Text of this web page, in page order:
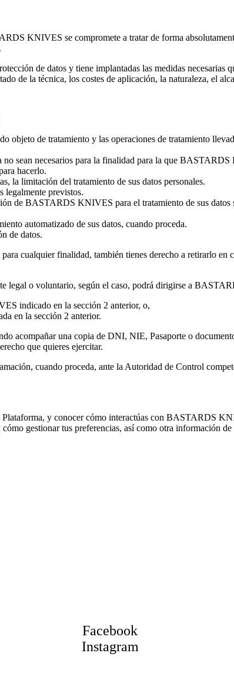
KNIVES se compromete a tratar de forma
de datos y tiene implantadas las medidas
de la técnica, los costes de aplicación, la naturaleza, el
objeto de tratamiento y las operaciones de tratamiento
no sean necesarios para la finalidad para la que
hacerlo.
la limitación del tratamiento de sus datos personales.
legalmente previstos.
de BASTARDS KNIVES para el tratamiento de sus
automatizado de sus datos, cuando proceda.
de datos.
cualquier finalidad, también tienes derecho a retirarlo en
legal o voluntario, según el caso, podrá dirigirse a
indicado en la sección 2 anterior, o,
en la sección 2 anterior.
acompañar una copia de DNI, NIE, Pasaporte o
que quieres ejercitar.
cuando proceda, ante la Autoridad de Control
y conocer cómo interactúas con BASTARDS
gestionar tus preferencias, así como otra información de
Facebook
Instagram